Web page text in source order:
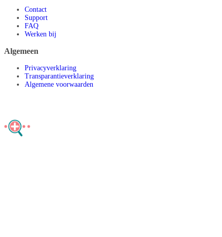
Contact
Support
FAQ
Werken bij
Algemeen
Privacyverklaring
Transparantieverklaring
Algemene voorwaarden